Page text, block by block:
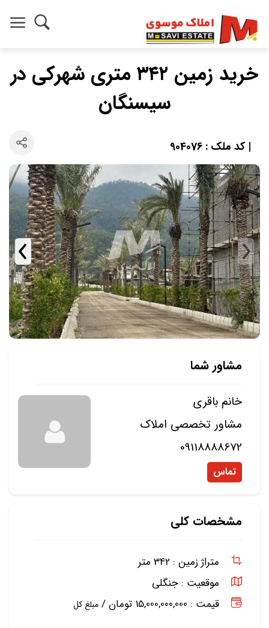
خريد زمين ٣٤٢ متري شهركي در
سيسنگان
| کد ملک : 904076
مشاور شما
خانم باقری
مشاور تخصصی املاک
09118888672
تماس
مشخصات کلی
متراژ زمین : 342 متر
موقعیت : جنگلی
قیمت : 15,000,000,000 تومان /
مبلغ کل